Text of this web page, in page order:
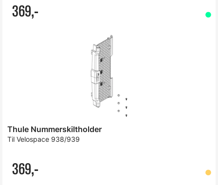
369,-
Thule Nummerskiltholder
Til Velospace 938/939
369,-